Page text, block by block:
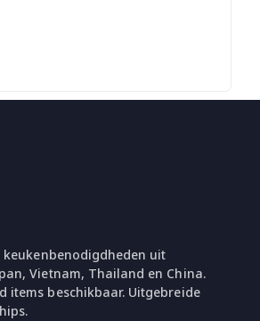
keukenbenodigdheden uit
Vietnam, Thailand en China.
items beschikbaar. Uitgebreide